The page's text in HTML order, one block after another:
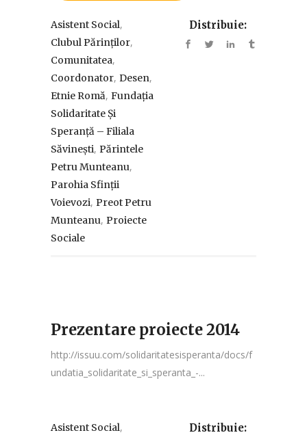
Asistent Social,
Clubul Părinților,
Comunitatea,
Coordonator, Desen,
Etnie Romă, Fundația
Solidaritate Și
Speranță – Filiala
Săvinești, Părintele
Petru Munteanu,
Parohia Sfinții
Voievozi, Preot Petru
Munteanu, Proiecte
Sociale
Distribuie:
Prezentare proiecte 2014
http://issuu.com/solidaritatesisperanta/docs/f
undatia_solidaritate_si_speranta_-...
Asistent Social, Distribuie: